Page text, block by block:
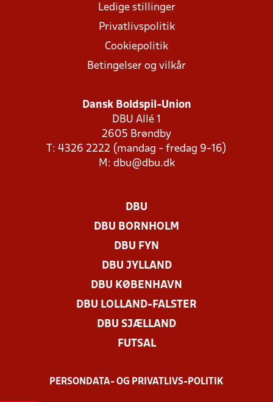
Ledige stillinger
Privatlivspolitik
Cookiepolitik
Betingelser og vilkår
Dansk Boldspil-Union
DBU Allé 1
2605 Brøndby
T: 4326 2222 (mandag - fredag 9-16)
M: dbu@dbu.dk
DBU
DBU BORNHOLM
DBU FYN
DBU JYLLAND
DBU KØBENHAVN
DBU LOLLAND-FALSTER
DBU SJÆLLAND
FUTSAL
PERSONDATA- OG PRIVATLIVS-POLITIK